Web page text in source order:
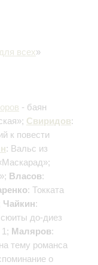
всех»
- баян
Свиридов:
к повести
: Вальс из
Власов:
: Токката
Чайкин:
до-диез
Маляров:
тему романса
о